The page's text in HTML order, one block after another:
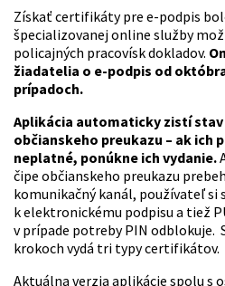
Získať certifikáty pre e-podpis
špecializovanej online služby
policajných pracovísk dokladov.
žiadatelia o e-podpis od
prípadoch.
Aplikácia automaticky zistí
občianskeho preukazu – ak ich
neplatné, ponúkne ich vydanie.
čipe občianskeho preukazu
komunikačný kanál, používateľ si
k elektronickému podpisu a tiež
v prípade potreby PIN odblokuje.
krokoch vydá tri typy certifikátov.
Aktuálna verzia aplikácie spolu s